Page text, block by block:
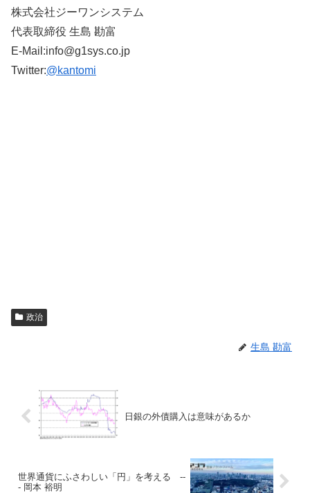
株式会社ジーワンシステム
代表取締役 生島 勘富
E-Mail:info@g1sys.co.jp
Twitter:@kantomi
政治
生島 勘富
日銀の外債購入は意味があるか
世界通貨にふさわしい「円」を考える --
- 岡本 裕明